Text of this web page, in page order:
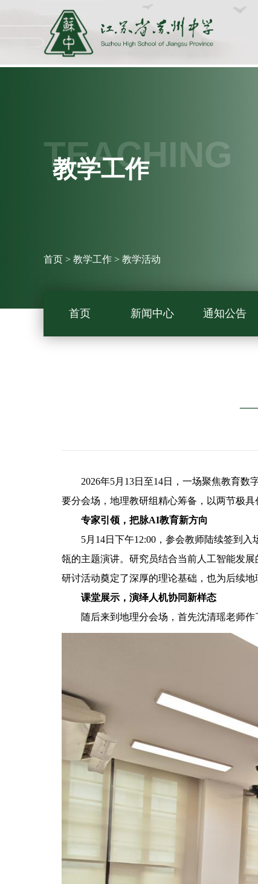
TEACHING
教学工作
首页 > 教学工作 > 教学活动
首页 新闻中心 通知公告
2026年5月13日至14日，一场聚焦教育数
要分会场，地理教研组精心筹备，以两节极
专家引领，把脉AI教育新方向
5月14日下午12:00，参会教师陆续签到入
瓴的主题演讲。研究员结合当前人工智能发
研讨活动奠定了深厚的理论基础，也为后续地
课堂展示，演绎人机协同新样态
随后来到地理分会场，首先沈清瑶老师作